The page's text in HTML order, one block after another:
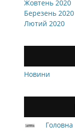
Жовтень 2020
Березень 2020
Лютий 2020
Новини
Головна